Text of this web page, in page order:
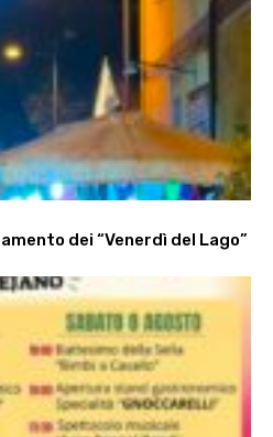
dei “Venerdì del Lago”